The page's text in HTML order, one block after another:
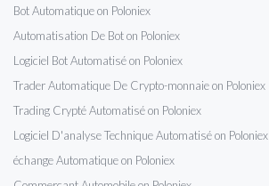
Bot Automatique on Poloniex
Automatisation De Bot on Poloniex
Logiciel Bot Automatisé on Poloniex
Trader Automatique De Crypto-monnaie on Poloniex
Trading Crypté Automatisé on Poloniex
Logiciel D'analyse Technique Automatisé on Poloniex
échange Automatique on Poloniex